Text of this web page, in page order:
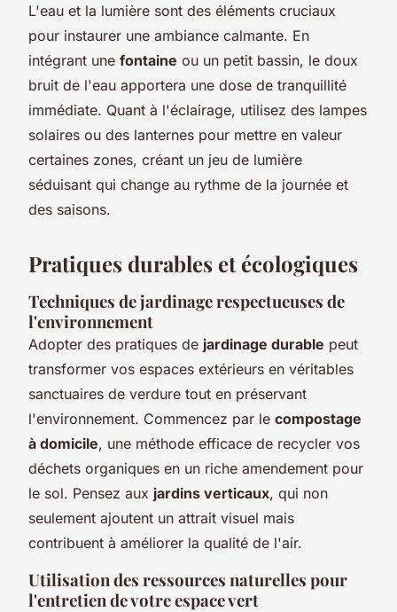
L'eau et la lumière sont des éléments cruciaux
pour instaurer une ambiance calmante. En
intégrant une fontaine ou un petit bassin, le doux
bruit de l'eau apportera une dose de tranquillité
immédiate. Quant à l'éclairage, utilisez des lampes
solaires ou des lanternes pour mettre en valeur
certaines zones, créant un jeu de lumière
séduisant qui change au rythme de la journée et
des saisons.
Pratiques durables et écologiques
Techniques de jardinage respectueuses de
l'environnement
Adopter des pratiques de jardinage durable peut
transformer vos espaces extérieurs en véritables
sanctuaires de verdure tout en préservant
l'environnement. Commencez par le compostage
à domicile, une méthode efficace de recycler vos
déchets organiques en un riche amendement pour
le sol. Pensez aux jardins verticaux, qui non
seulement ajoutent un attrait visuel mais
contribuent à améliorer la qualité de l'air.
Utilisation des ressources naturelles pour
l'entretien de votre espace vert